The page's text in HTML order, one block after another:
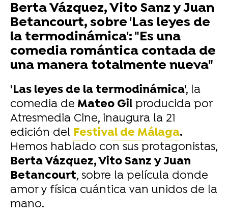
Berta Vázquez, Vito Sanz y Juan
Betancourt, sobre 'Las leyes de
la termodinámica': "Es una
comedia romántica contada de
una manera totalmente nueva"
'Las leyes de la termodinámica', la
comedia de Mateo Gil producida por
Atresmedia Cine, inaugura la 21
edición del Festival de Málaga.
Hemos hablado con sus protagonistas,
Berta Vázquez, Vito Sanz y Juan
Betancourt, sobre la película donde
amor y física cuántica van unidos de la
mano.